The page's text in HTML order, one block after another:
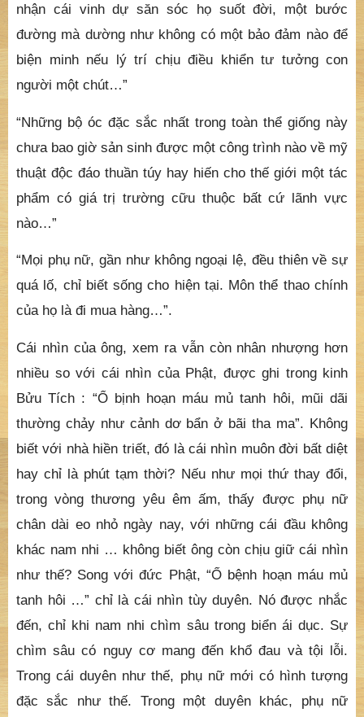
nhận cái vinh dự săn sóc họ suốt đời, một bước
đường mà dường như không có một bảo đảm nào để
biện minh nếu lý trí chịu điều khiển tư tưởng con
người một chút…”
“Những bộ óc đặc sắc nhất trong toàn thể giống này
chưa bao giờ sản sinh được một công trình nào về mỹ
thuật độc đáo thuần túy hay hiến cho thế giới một tác
phẩm có giá trị trường cữu thuộc bất cứ lãnh vực
nào…”
“Mọi phụ nữ, gần như không ngoại lệ, đều thiên về sự
quá lố, chỉ biết sống cho hiện tại. Môn thể thao chính
của họ là đi mua hàng…”.
Cái nhìn của ông, xem ra vẫn còn nhân nhượng hơn
nhiều so với cái nhìn của Phật, được ghi trong kinh
Bửu Tích : “Ổ bịnh hoạn máu mủ tanh hôi, mũi dãi
thường chảy như cảnh dơ bẩn ở bãi tha ma”. Không
biết với nhà hiền triết, đó là cái nhìn muôn đời bất diệt
hay chỉ là phút tạm thời? Nếu như mọi thứ thay đổi,
trong vòng thương yêu êm ấm, thấy được phụ nữ
chân dài eo nhỏ ngày nay, với những cái đầu không
khác nam nhi … không biết ông còn chịu giữ cái nhìn
như thế? Song với đức Phật, “Ổ bệnh hoạn máu mủ
tanh hôi …” chỉ là cái nhìn tùy duyên. Nó được nhắc
đến, chỉ khi nam nhi chìm sâu trong biển ái dục. Sự
chìm sâu có nguy cơ mang đến khổ đau và tội lỗi.
Trong cái duyên như thế, phụ nữ mới có hình tượng
đặc sắc như thế. Trong một duyên khác, phụ nữ